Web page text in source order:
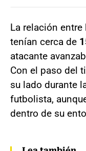
La relación
tenían cerca de
atacante
Con el paso del
su lado durante
futbolista,
dentro de su